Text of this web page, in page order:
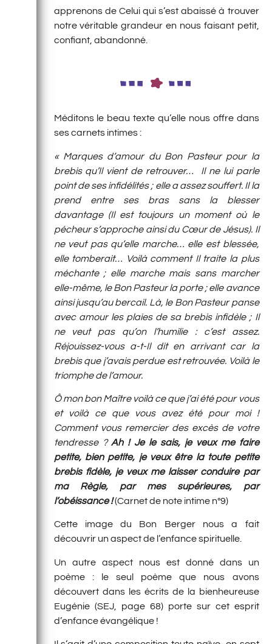
apprenons de Celui qui s’est abaissé à trouver
notre véritable grandeur en nous faisant petit,
confiant, abandonné.
Méditons le beau texte qu’elle nous offre dans
ses carnets intimes :
« Marques d’amour du Bon Pasteur pour la
brebis qu’Il vient de retrouver… Il ne lui parle
point de ses infidélités ; elle a assez souffert. Il la
prend entre ses bras sans la blesser
davantage (Il est toujours un moment où le
pécheur s’approche ainsi du Cœur de Jésus). Il
ne veut pas qu’elle marche… elle est blessée,
elle tomberait… Voilà comment Il traite la plus
méchante ; elle marche mais sans marcher
elle-même, le Bon Pasteur la porte ; elle avance
ainsi jusqu’au bercail. Là, le Bon Pasteur panse
avec amour les plaies de sa brebis infidèle ; Il
ne veut pas qu’on l’humilie : c’est assez.
Réjouissez-vous a-t-Il dit en arrivant car la
brebis que j’avais perdue est retrouvée. Voilà le
triomphe de l’amour.
Ô mon bon Maître voilà ce que j’ai été pour vous
et voilà ce que vous avez été pour moi !
Comment vous remercier des excès de votre
tendresse ?Ah ! Je le sais, je veux me faire
petite, bien petite, je veux être la toute petite
brebis fidèle, je veux me laisser conduire par
ma Règle, par mes supérieures, par
l’obéissance !(Carnet de note intime n°9)
Cette image du Bon Berger nous a fait
découvrir un aspect de l’enfance spirituelle.
Un autre aspect nous est donné dans un
poème : le seul poème que nous avons
découvert dans les écrits de la bienheureuse
Eugénie (SEJ, page 68) porte sur cet esprit
d’enfance évangélique !